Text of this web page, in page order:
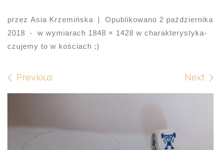
przez Asia Krzemińska | Opublikowano 2 października
2018
- w wymiarach 1848 × 1428 w charakterystyka-
czujemy to w kościach ;)
Images navigation
Previous Next